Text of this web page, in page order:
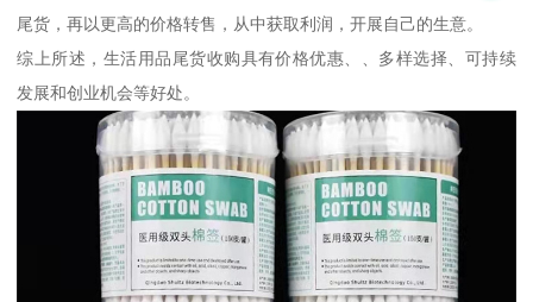
尾货，再以更高的价格转售，从中获取利润，开展自己的生意。
综上所述，生活用品尾货收购具有价格优惠、、多样选择、可持续
发展和创业机会等好处。